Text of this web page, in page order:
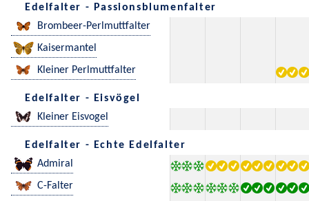
Edelfalter - Passionsblumenfalter
Brombeer-Perlmuttfalter
Kaisermantel
Kleiner Perlmuttfalter
Edelfalter - Eisvögel
Kleiner Eisvogel
Edelfalter - Echte Edelfalter
Admiral
C-Falter